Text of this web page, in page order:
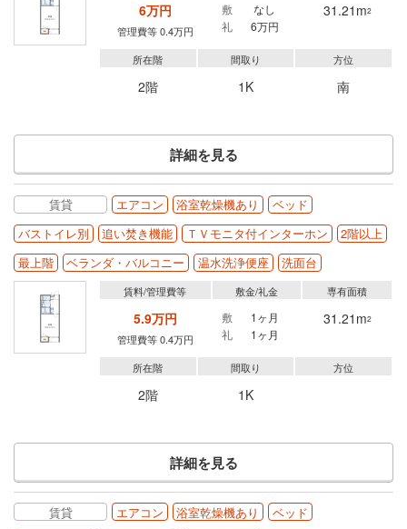
6万円
管理費等 0.4万円
敷
なし
礼
6万円
31.21m2
所在階
2階
間取り
1K
方位
南
詳細を見る
賃貸 エアコン 浴室乾燥機あり
ベッド
バストイレ別
追い焚き機能 ＴＶモニタ付インターホン
2階以上
最上階
ベランダ・バルコニー 温水洗浄便座 洗面台
賃料/管理費等
5.9万円
管理費等 0.4万円
敷金/礼金
敷
1ヶ月
礼
1ヶ月
専有面積
31.21m2
所在階
2階
間取り
1K
方位
詳細を見る
賃貸 エアコン 浴室乾燥機あり
ベッド